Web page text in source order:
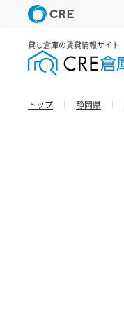
貸し倉庫の賃貸情報サイト
トップ 静岡県